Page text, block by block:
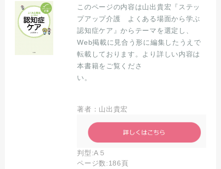
このページの内容は山出貴宏『ステッ
プアップ介護 よくある場面から学ぶ
認知症ケア』からテーマを選定し、
Web掲載に見合う形に編集したうえで
転載しております。より詳しい内容は
本書籍をご覧くださ
い。
著者：山出貴宏
判型:A５
ページ数:186頁